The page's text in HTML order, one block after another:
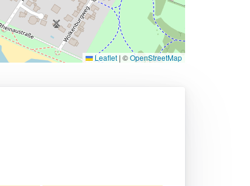
Leaflet | ©OpenStreetMap